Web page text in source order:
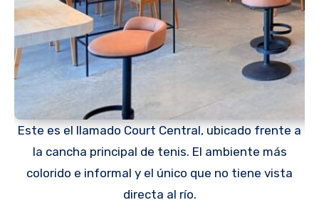
Este es el llamado Court Central, ubicado frente a
la cancha principal de tenis. El ambiente más
colorido e informal y el único que no tiene vista
directa al río.